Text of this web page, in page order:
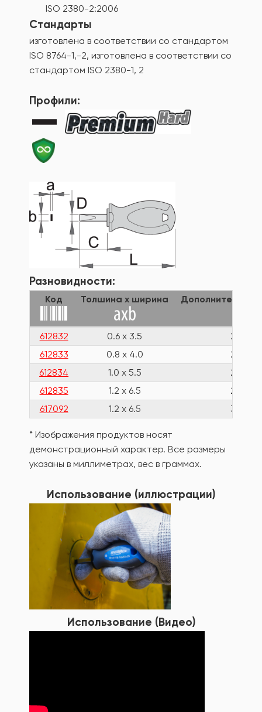
ISO 2380-2:2006
Стандарты
изготовлена в соответствии со стандартом
ISO 8764-1,-2, изготовлена в соответствии со
стандартом ISO 2380-1, 2
Профили:
Разновидности:
Код Толшина x ширина
612832 0.6 x 3.5
25
612833
0.8 x 4.0
25
612834
1.0 x 5.5
25
612835
1.2 x 6.5
25
617092
1.2 x 6.5 35
* Изображения продуктов носят
демонстрационный характер. Все размеры
указаны в миллиметрах, вес в граммах.
Использование (иллюстрации)
Использование (Видео)